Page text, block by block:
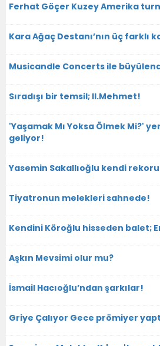
Ferhat Göçer Kuzey Amerika
Kara Ağaç Destanı’nın üç farklı
Musicandle Concerts ile
Sıradışı bir temsil; II.Mehmet!
'Yaşamak Mı Yoksa Ölmek Mi?'
geliyor!
Yasemin Sakallıoğlu kendi
Tiyatronun melekleri sahnede!
Kendini Köroğlu hisseden balet;
Aşkın Mevsimi olur mu?
İsmail Hacıoğlu’ndan şarkılar!
Griye Çalıyor Gece prömiyer